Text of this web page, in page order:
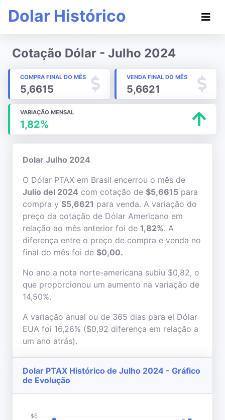
Dolar Histórico
Cotação Dólar - Julho 2024
COMPRA FINAL DO MÊS
5,6615
VENDA FINAL DO MÊS
5,6621
VARIAÇÃO MENSAL
1,82%
Dolar Julho 2024
O Dólar PTAX em Brasil encerrou o mês de
Julio del 2024 com cotação de $5,6615 para
compra y $5,6621 para venda. A variação do
preço da cotação de Dólar Americano em
relação ao mês anterior foi de 1,82%. A
diferença entre o preço de compra e venda no
final do mês foi de $0,00.
No ano a nota norte-americana subiu $0,82, o
que proporcionou um aumento na variação de
14,50%.
A variação anual ou de 365 dias para el Dólar
EUA foi 16,26% ($0,92 diferença em relação a
um ano atrás).
Dolar PTAX Histórico de Julho 2024 - Gráfico
de Evolução